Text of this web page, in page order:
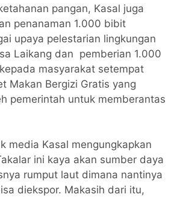
pangan, Kasal juga
penanaman 1.000 bibit
upaya pelestarian lingkungan
Laikang dan pemberian 1.000
masyarakat setempat
Makan Bergizi Gratis yang
pemerintah untuk memberantas
media Kasal mengungkapkan
ini kaya akan sumber daya
rumput laut dimana nantinya
diekspor. Makasih dari itu,